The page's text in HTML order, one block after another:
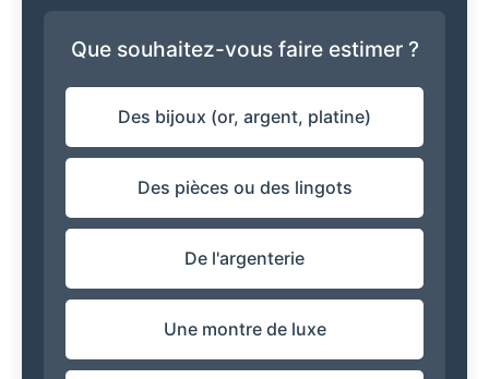
Que souhaitez-vous faire estimer ?
Des bijoux (or, argent, platine)
Des pièces ou des lingots
De l'argenterie
Une montre de luxe